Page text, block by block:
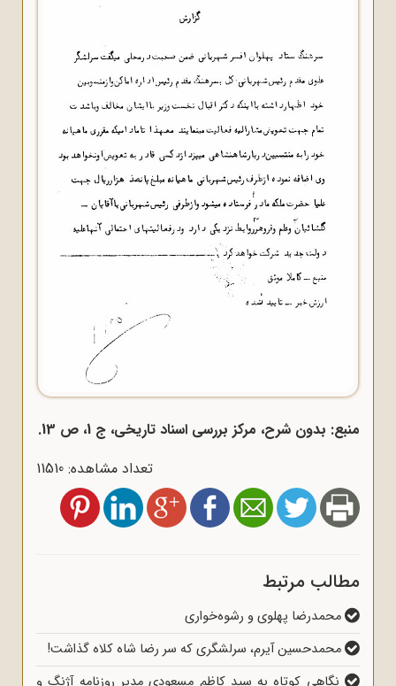
منبع: بدون شرح، مرکز بررسی اسناد تاریخی، ج 1، ص 13.
تعداد مشاهده: 11510
مطالب مرتبط
محمدرضا پهلوی و رشوه‌خواری
محمدحسین آیرم، سرلشگری که سر رضا شاه کلاه گذاشت!
نگاهی کوتاه به سید کاظم مسعودی مدیر روزنامه آژنگ و